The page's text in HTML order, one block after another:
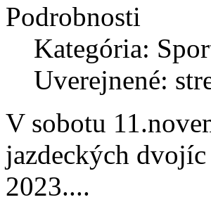
Podrobnosti
Kategória:
Uverejnené:
V sobotu
jazdeckých
2023....